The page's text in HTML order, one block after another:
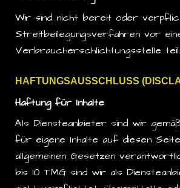
Wir sind nicht bereit oder
Streitbeilegungsverfahren vor
Verbraucherschlichtungsstelle
HAFTUNGSAUSSCHLUSS
Haftung für Inhalte
Als Diensteanbieter sind wir
für eigene Inhalte auf diesen
allgemeinen Gesetzen
bis 10 TMG sind wir als